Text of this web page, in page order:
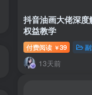
抖音油画大佬深
权益教学
付费阅读 ￥39
13天前